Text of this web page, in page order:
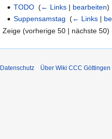
TODO ‎(← Links | bearbeiten)
Suppensamstag ‎(← Links |
Zeige (vorherige 50 | nächste 50)
Datenschutz Über Wiki CCC Göttingen